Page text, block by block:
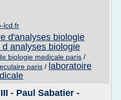
lcd.fr
d'analyses biologie
d analyses biologie
biologie medicale paris /
paris / laboratoire
- Paul Sabatier -